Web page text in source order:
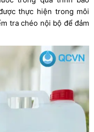
thực hiện trong môi
tra chéo nội bộ để đảm